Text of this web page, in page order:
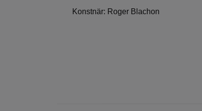
Konstnär: Roger Blachon